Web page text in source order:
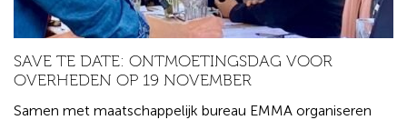
SAVE TE DATE: ONTMOETINGSDAG VOOR
OVERHEDEN OP 19 NOVEMBER
Samen met maatschappelijk bureau EMMA organiseren